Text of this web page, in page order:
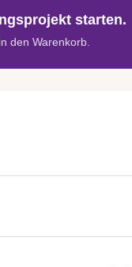
starten.
den Warenkorb.